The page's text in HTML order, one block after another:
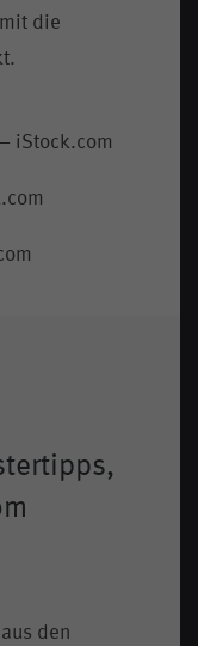
die
iStock.com
den